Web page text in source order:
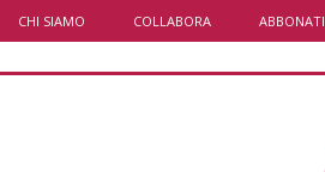
CHI SIAMO COLLABORA ABBONATI